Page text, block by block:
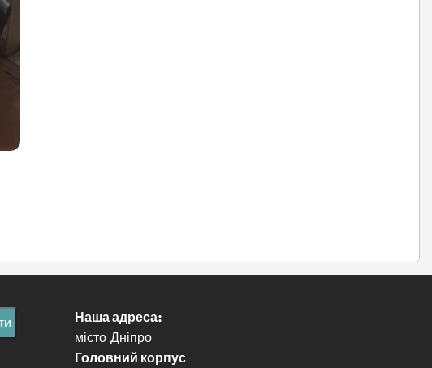
Наша адреса:
місто Дніпро
Головний корпус